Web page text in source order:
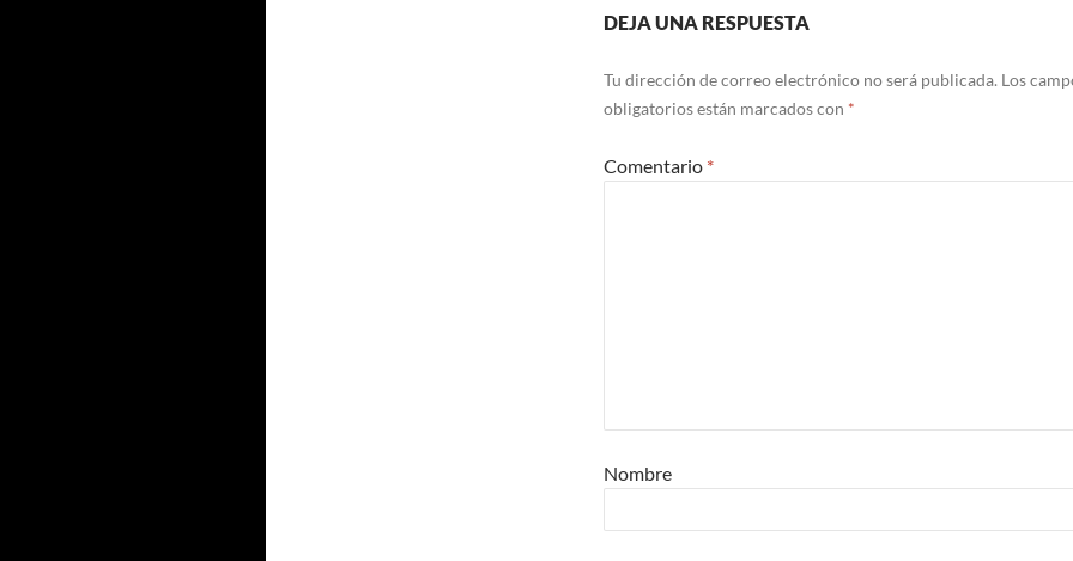
DEJA UNA RESPUESTA
Tu dirección de correo electrónico no será publicada. Los
obligatorios están marcados con *
Comentario *
Nombre